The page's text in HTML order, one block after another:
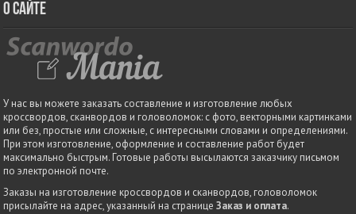
О сайте
У нас вы можете заказать составление и изготовление любых
кроссвордов, сканвордов и головоломок: с фото, векторными картинками
или без, простые или сложные, с интересными словами и определениями.
При этом изготовление, оформление и составление работ будет
максимально быстрым. Готовые работы высылаются заказчику письмом
по электронной почте.
Заказы на изготовление кроссвордов и сканвордов, головоломок
присылайте на адрес, указанный на страницеЗаказ и оплата.